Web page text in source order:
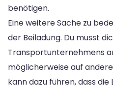
benötigen.
Eine weitere Sache zu
der Beiladung. Du musst
Transportunternehmens
möglicherweise auf
kann dazu führen, dass